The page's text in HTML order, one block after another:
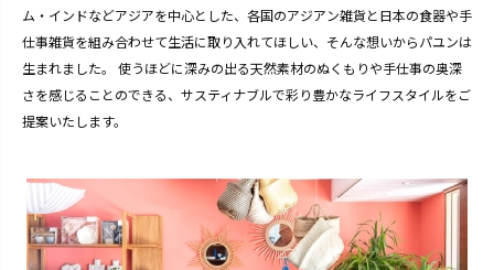
ム・インドなどアジアを中心とした、各国のアジアン雑貨と日本の食器や手
仕事雑貨を組み合わせて生活に取り入れてほしい、そんな想いからパユンは
生まれました。 使うほどに深みの出る天然素材のぬくもりや手仕事の奥深
さを感じることのできる、サスティナブルで彩り豊かなライフスタイルをご
提案いたします。